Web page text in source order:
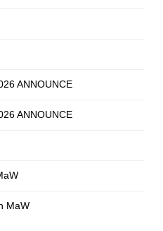
ANNOUNCE
ANNOUNCE
MaW